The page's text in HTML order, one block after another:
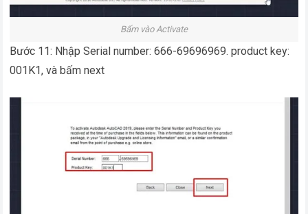
Bấm vào Activate
Bước 11: Nhập Serial number: 666-69696969. product key:
001K1, và bấm next